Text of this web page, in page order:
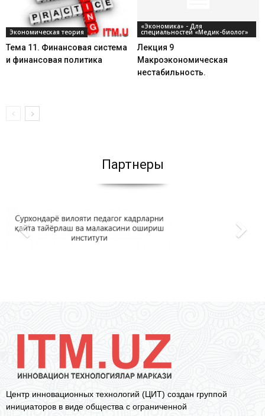
Экономическая теория
Тема 11. Финансовая система
и финансовая политика
«Экономика» - Для
специальностей «Медик-биолог»
Лекция 9
Макроэкономическая
нестабильность.
Партнеры
Центр инновационных технологий (ЦИТ) создан группой
инициаторов в виде общества с ограниченной